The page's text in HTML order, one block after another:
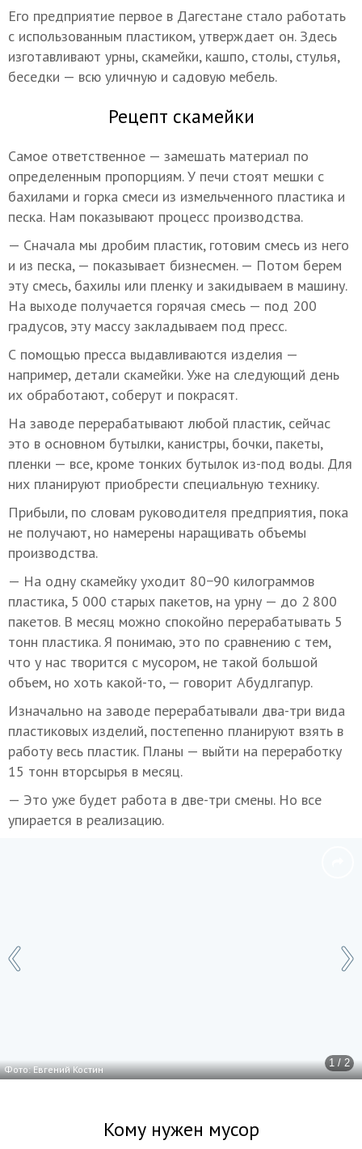
Его предприятие первое в Дагестане стало работать
с использованным пластиком, утверждает он. Здесь
изготавливают урны, скамейки, кашпо, столы, стулья,
беседки — всю уличную и садовую мебель.
Рецепт скамейки
Самое ответственное — замешать материал по
определенным пропорциям. У печи стоят мешки с
бахилами и горка смеси из измельченного пластика и
песка. Нам показывают процесс производства.
— Сначала мы дробим пластик, готовим смесь из него
и из песка, — показывает бизнесмен. — Потом берем
эту смесь, бахилы или пленку и закидываем в машину.
На выходе получается горячая смесь — под 200
градусов, эту массу закладываем под пресс.
С помощью пресса выдавливаются изделия —
например, детали скамейки. Уже на следующий день
их обработают, соберут и покрасят.
На заводе перерабатывают любой пластик, сейчас
это в основном бутылки, канистры, бочки, пакеты,
пленки — все, кроме тонких бутылок из-под воды. Для
них планируют приобрести специальную технику.
Прибыли, по словам руководителя предприятия, пока
не получают, но намерены наращивать объемы
производства.
— На одну скамейку уходит 80−90 килограммов
пластика, 5 000 старых пакетов, на урну — до 2 800
пакетов. В месяц можно спокойно перерабатывать 5
тонн пластика. Я понимаю, это по сравнению с тем,
что у нас творится с мусором, не такой большой
объем, но хоть какой-то, — говорит Абудлгапур.
Изначально на заводе перерабатывали два-три вида
пластиковых изделий, постепенно планируют взять в
работу весь пластик. Планы — выйти на переработку
15 тонн вторсырья в месяц.
— Это уже будет работа в две-три смены. Но все
упирается в реализацию.
1 / 2
Фото: Евгений Костин
Кому нужен мусор